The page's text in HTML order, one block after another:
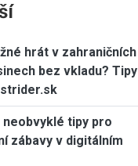
hrát v zahraničních
bez vkladu? Tipy
tipy pro
zábavy v digitálním